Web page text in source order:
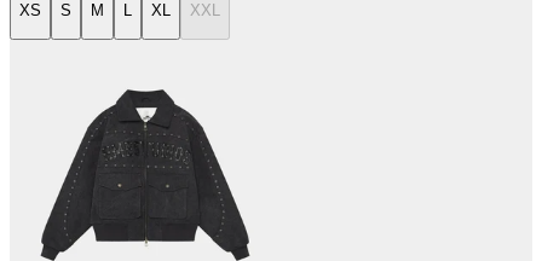
XS S M L XL XXL